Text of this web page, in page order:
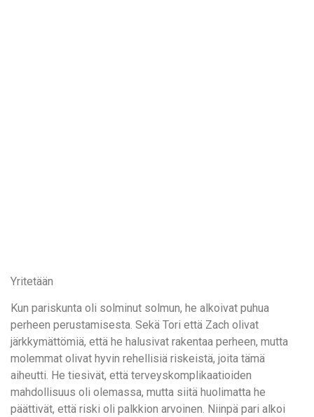
Yritetään
Kun pariskunta oli solminut solmun, he alkoivat puhua
perheen perustamisesta. Sekä Tori että Zach olivat
järkkymättömiä, että he halusivat rakentaa perheen, mutta
molemmat olivat hyvin rehellisiä riskeistä, joita tämä
aiheutti. He tiesivät, että terveyskomplikaatioiden
mahdollisuus oli olemassa, mutta siitä huolimatta he
päättivät, että riski oli palkkion arvoinen. Niinpä pari alkoi